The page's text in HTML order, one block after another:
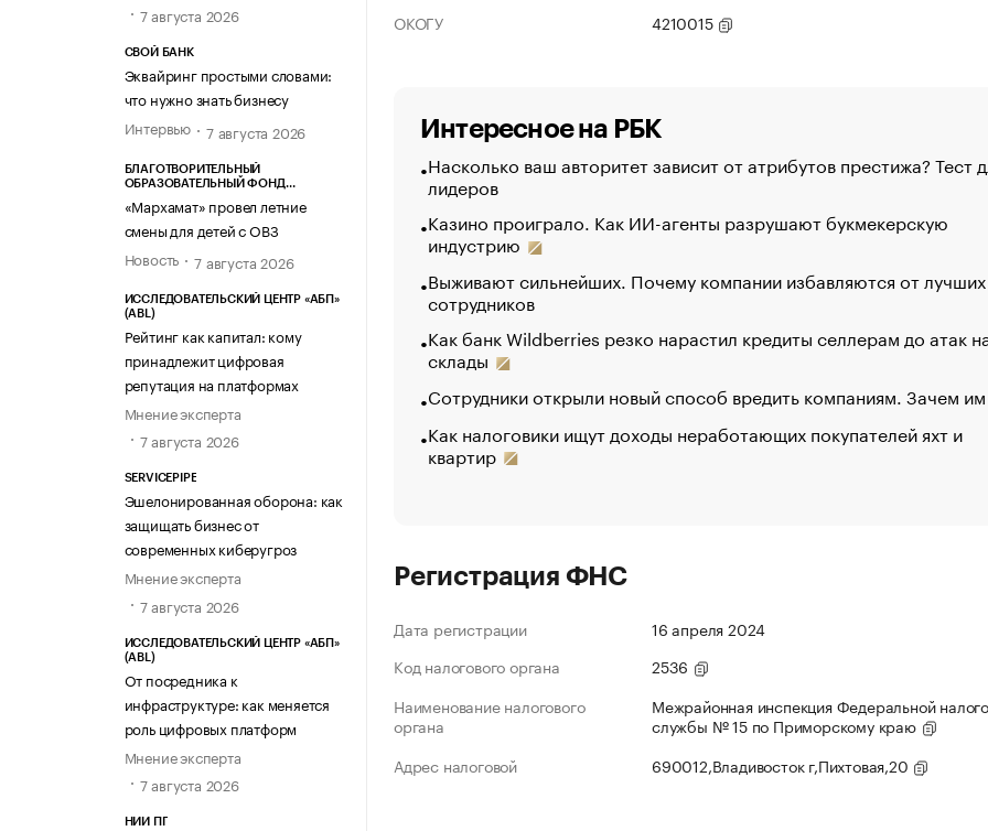
7 августа 2026
СВОЙ БАНК
Эквайринг простыми словами:
что нужно знать бизнесу
Интервью
7 августа 2026
БЛАГОТВОРИТЕЛЬНЫЙ
ОБРАЗОВАТЕЛЬНЫЙ ФОНД
«Мархамат» провел летние
смены для детей с ОВЗ
Новость
7 августа 2026
ИССЛЕДОВАТЕЛЬСКИЙ ЦЕНТР «АБП»
(ABL)
Рейтинг как капитал: кому
принадлежит цифровая
репутация на платформах
Мнение эксперта
7 августа 2026
SERVICEPIPE
Эшелонированная оборона: как
защищать бизнес от
современных киберугроз
Мнение эксперта
7 августа 2026
ИССЛЕДОВАТЕЛЬСКИЙ ЦЕНТР «АБП»
(ABL)
От посредника к
инфраструктуре: как меняется
роль цифровых платформ
Мнение эксперта
7 августа 2026
НИИ ПГ
ОКОГУ
4210015
Интересное на РБК
Насколько ваш авторитет зависит от атрибутов престижа? Тест
лидеров
Казино проиграло. Как ИИ-агенты разрушают букмекерскую
индустрию
Выживают сильнейших. Почему компании избавляются от лучших
сотрудников
Как банк Wildberries резко нарастил кредиты селлерам до атак
склады
Сотрудники открыли новый способ вредить компаниям. Зачем
Как налоговики ищут доходы неработающих покупателей яхт и
квартир
Регистрация ФНС
Дата регистрации
16 апреля 2024
Код налогового органа
2536
Наименование налогового
органа
Межрайонная инспекция Федеральной
службы № 15 по Приморскому краю
Адрес налоговой
690012,Владивосток г,Пихтовая,20